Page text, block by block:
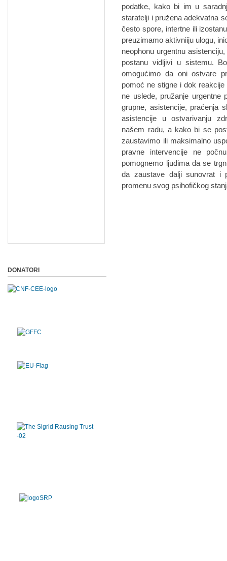
podatke, kako bi im u
staratelji i pružena adekvatna
često spore, intertne ili
preuzimamo aktivniiju ulogu,
neophonu urgentnu
postanu vidljivi u sistemu.
omogućimo da oni ostvare
pomoć ne stigne i dok
ne uslede, pružanje urgentne
grupne, asistencije, praćenja
asistencije u ostvarivanju
našem radu, a kako bi se
zaustavimo ili maksimalno
pravne intervencije ne
pomognemo ljudima da se
da zaustave dalji sunovrat i
promenu svog psihofičkog
DONATORI